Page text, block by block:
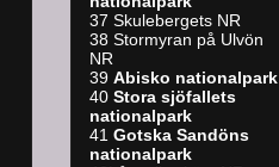
37 Skulebergets NR
38 Stormyran på Ulvön
NR
39 Abisko nationalpark
40 Stora sjöfallets
nationalpark
41 Gotska Sandöns
nationalpark